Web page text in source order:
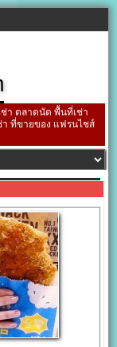
า ตลาดนัด พื้นที่เช่า
า ที่ขายของ แฟรนไชส์